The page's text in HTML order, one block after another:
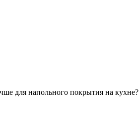
для напольного покрытия на кухне?